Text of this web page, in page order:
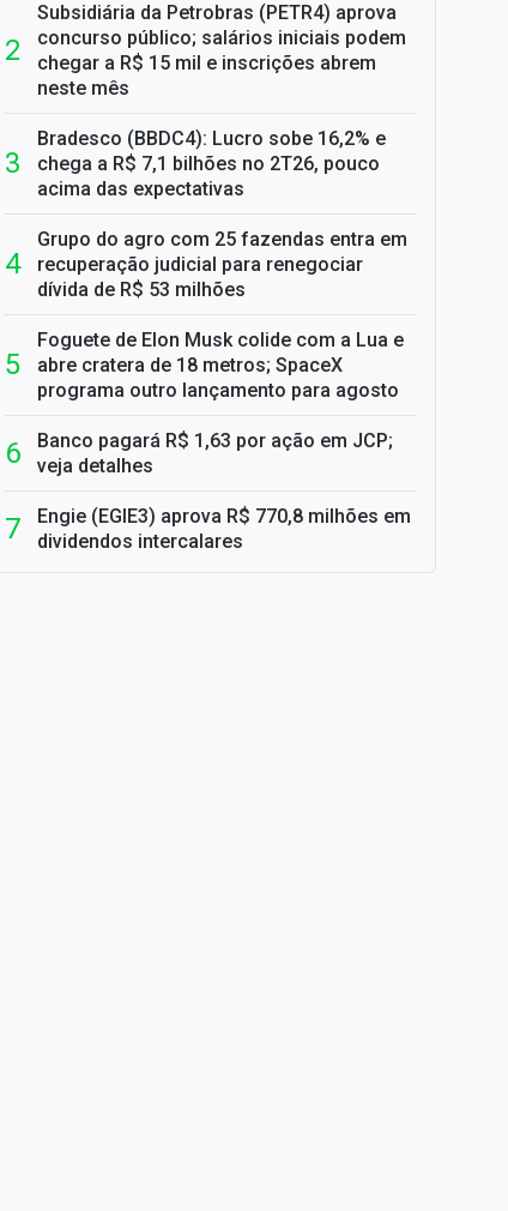
Subsidiária da Petrobras (PETR4) aprova
concurso público; salários iniciais podem
chegar a R$ 15 mil e inscrições abrem
neste mês
Bradesco (BBDC4): Lucro sobe 16,2% e
chega a R$ 7,1 bilhões no 2T26, pouco
acima das expectativas
Grupo do agro com 25 fazendas entra em
recuperação judicial para renegociar
dívida de R$ 53 milhões
Foguete de Elon Musk colide com a Lua e
abre cratera de 18 metros; SpaceX
programa outro lançamento para agosto
Banco pagará R$ 1,63 por ação em JCP;
veja detalhes
Engie (EGIE3) aprova R$ 770,8 milhões em
dividendos intercalares